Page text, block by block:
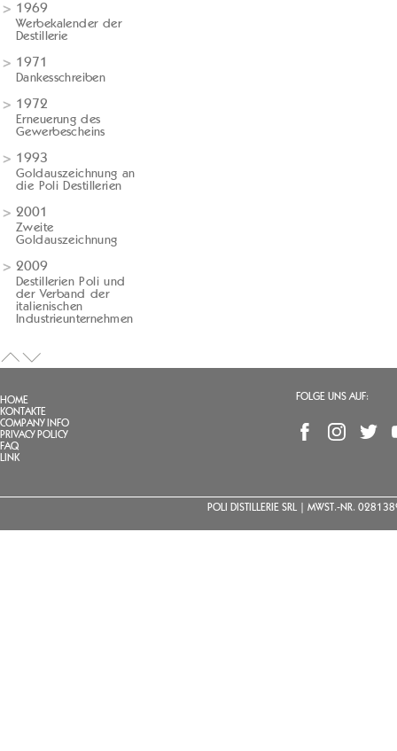
1969
Werbekalender der
Destillerie
1971
Dankesschreiben
1972
Erneuerung des
Gewerbescheins
1993
Goldauszeichnung an
die Poli Destillerien
2001
Zweite
Goldauszeichnung
2009
Destillerien Poli und
der Verband der
italienischen
Industrieunternehmen
HOME
KONTAKTE
COMPANY INFO
PRIVACY POLICY
FAQ
LINK
FOLGE UNS AUF:
POLI DISTILLERIE SRL | MWST.-NR.